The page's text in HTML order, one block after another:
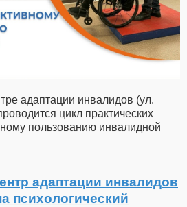
адаптации инвалидов (ул.
цикл практических
пользованию инвалидной
адаптации инвалидов
психологический